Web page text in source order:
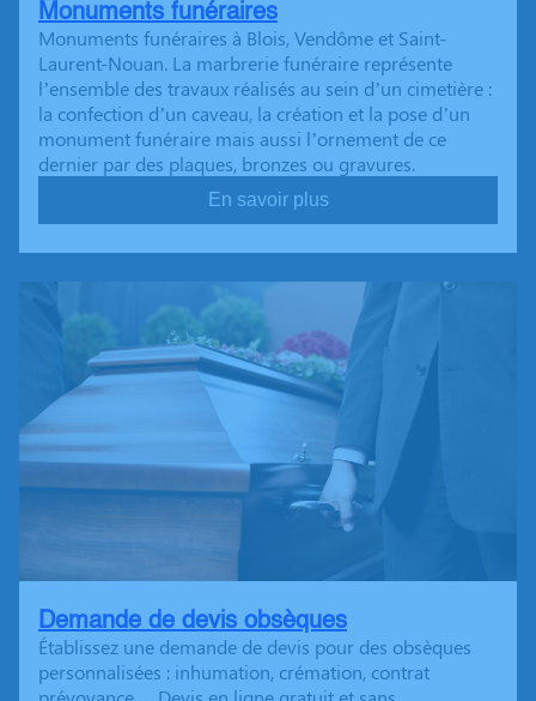
Monuments funéraires
Monuments funéraires à Blois, Vendôme et Saint-
Laurent-Nouan. La marbrerie funéraire représente
l’ensemble des travaux réalisés au sein d’un cimetière :
la confection d’un caveau, la création et la pose d’un
monument funéraire mais aussi l’ornement de ce
dernier par des plaques, bronzes ou gravures.
En savoir plus
Demande de devis obsèques
Établissez une demande de devis pour des obsèques
personnalisées : inhumation, crémation, contrat